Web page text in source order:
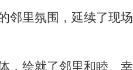
邻里氛围，延续了现场
，绘就了邻里和睦、幸